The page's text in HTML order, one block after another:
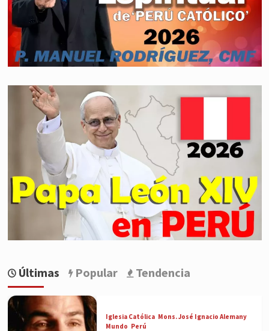
Últimas Popular Tendencia
Iglesia Católica Mons. José Ignacio Alemany
Mundo Perú